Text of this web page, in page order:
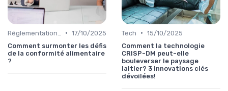
• 17/10/2025
Comment surmonter les défis
de la conformité alimentaire
?
Tech • 15/10/2025
Comment la technologie
CRISP-DM peut-elle
bouleverser le paysage
laitier? 3 innovations clés
dévoilées!